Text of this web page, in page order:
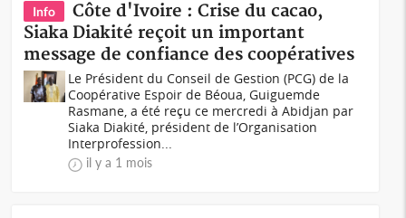
Info
Côte d'Ivoire : Crise du cacao,
Siaka Diakité reçoit un important
message de confiance des coopératives
Le Président du Conseil de Gestion (PCG) de la
Coopérative Espoir de Béoua, Guiguemde
Rasmane, a été reçu ce mercredi à Abidjan par
Siaka Diakité, président de l’Organisation
Interprofession...
il y a 1 mois